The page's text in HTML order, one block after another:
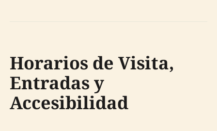
Horarios de Visita,
Entradas y
Accesibilidad